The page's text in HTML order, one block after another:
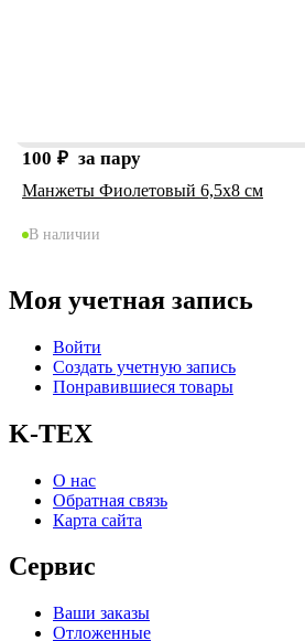
100 ₽ за пару
Манжеты Фиолетовый 6,5х8 см
В наличии
Моя учетная запись
Войти
Создать учетную запись
Понравившиеся товары
K-TEX
О нас
Обратная связь
Карта сайта
Сервис
Ваши заказы
Отложенные